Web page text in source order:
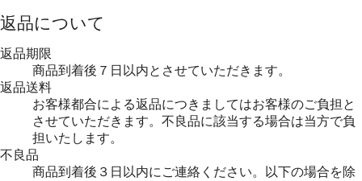
返品について
返品期限
商品到着後７日以内とさせていただきます。
返品送料
お客様都合による返品につきましてはお客様のご負担と
させていただきます。不良品に該当する場合は当方で負
担いたします。
不良品
商品到着後３日以内にご連絡ください。以下の場合を除